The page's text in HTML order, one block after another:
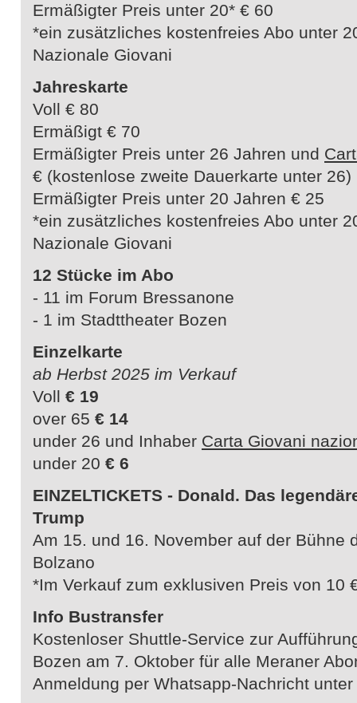
Ermäßigter Preis unter 20* € 60
*ein zusätzliches kostenfreies Abo unter
Nazionale Giovani
Jahreskarte
Voll € 80
Ermäßigt € 70
Ermäßigter Preis unter 26 Jahren und
€ (kostenlose zweite Dauerkarte unter 26)
Ermäßigter Preis unter 20 Jahren € 25
*ein zusätzliches kostenfreies Abo unter
Nazionale Giovani
12 Stücke im Abo
- 11 im Forum Bressanone
- 1 im Stadttheater Bozen
Einzelkarte
ab Herbst 2025 im Verkauf
Voll € 19
over 65 € 14
under 26 und Inhaber Carta Giovani
under 20 € 6
EINZELTICKETS - Donald. Das
Trump
Am 15. und 16. November auf der Bühne
Bolzano
*Im Verkauf zum exklusiven Preis von 10
Info Bustransfer
Kostenloser Shuttle-Service zur
Bozen am 7. Oktober für alle Meraner
Anmeldung per Whatsapp-Nachricht